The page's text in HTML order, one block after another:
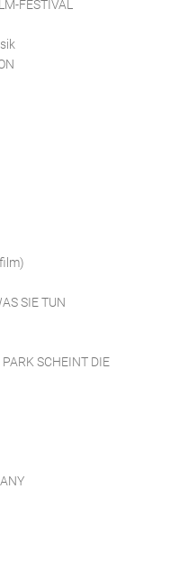
FESTIVAL
SIE TUN
SCHEINT DIE